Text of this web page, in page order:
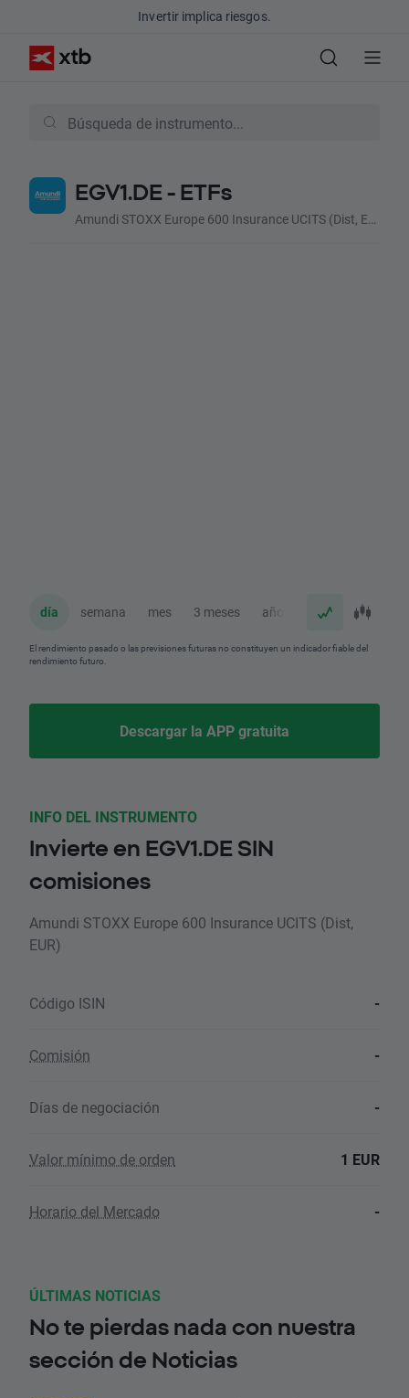
Invertir implica riesgos.
EGV1.DE - ETFs
Amundi STOXX Europe 600 Insurance UCITS (Dist, EUR)
día semana mes 3 meses año
El rendimiento pasado o las previsiones futuras no constituyen un indicador fiable del
rendimiento futuro.
Descargar la APP gratuita
INFO DEL INSTRUMENTO
Invierte en EGV1.DE SIN
comisiones
Amundi STOXX Europe 600 Insurance UCITS (Dist,
EUR)
Código ISIN -
Comisión -
Días de negociación -
Valor mínimo de orden 1 EUR
Horario del Mercado -
ÚLTIMAS NOTICIAS
No te pierdas nada con nuestra
sección de Noticias